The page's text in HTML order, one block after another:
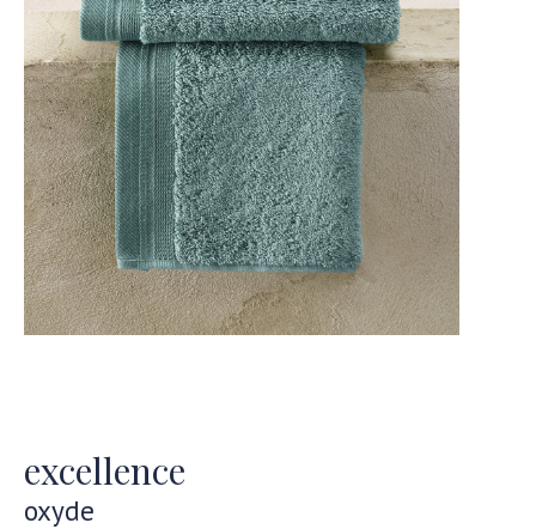
excellence
oxyde